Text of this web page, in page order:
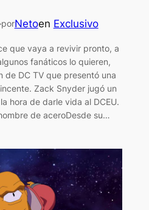
porNetoen Exclusivo
que vaya a revivir pronto, a
fanáticos lo quieren,
de DC TV que presentó una
Zack Snyder jugó un
hora de darle vida al DCEU.
de aceroDesde su…